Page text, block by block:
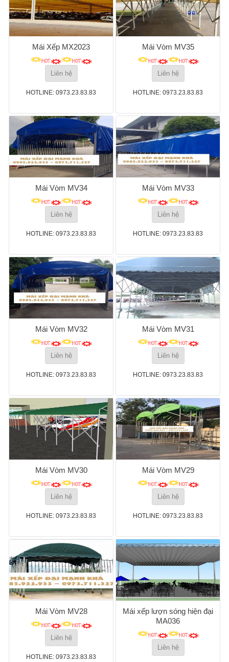
Mái Xếp MX2023
Liên hệ
HOTLINE: 0973.23.83.83
Mái Vòm MV35
Liên hệ
HOTLINE: 0973.23.83.83
Mái Vòm MV34
Liên hệ
HOTLINE: 0973.23.83.83
Mái Vòm MV33
Liên hệ
HOTLINE: 0973.23.83.83
Mái Vòm MV32
Liên hệ
HOTLINE: 0973.23.83.83
Mái Vòm MV31
Liên hệ
HOTLINE: 0973.23.83.83
Mái Vòm MV30
Liên hệ
HOTLINE: 0973.23.83.83
Mái Vòm MV29
Liên hệ
HOTLINE: 0973.23.83.83
Mái Vòm MV28
Liên hệ
HOTLINE: 0973.23.83.83
Mái xếp lượn sóng hiện đại
MA036
Liên hệ